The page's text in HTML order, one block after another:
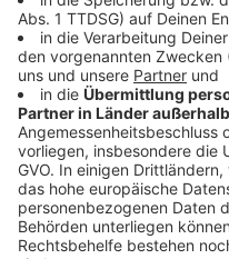
Wir
Video-
Wir
einzubetten.
Daten zu
sammeln.
Details durch